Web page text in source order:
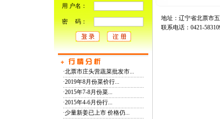
用 户名：
密 码：
·北票市庄头营蔬菜批发市...
·2019年8月份菜价行...
·2015年7-8月份菜...
·2015年4-6月份行...
·少量新姜已上市 价格仍...
地址：辽宁省北票市
联系电话：0421-